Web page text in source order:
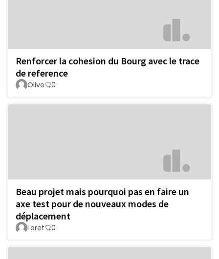
Renforcer la cohesion du Bourg avec le trace
de reference
Olive 0
Beau projet mais pourquoi pas en faire un
axe test pour de nouveaux modes de
déplacement
Loret 0